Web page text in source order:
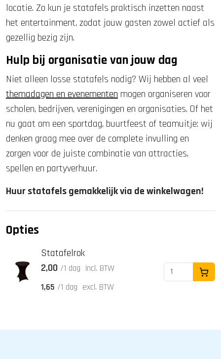
locatie. Zo kun je statafels praktisch inzetten naast
het entertainment, zodat jouw gasten zowel actief als
gezellig bezig zijn.
Hulp bij organisatie van jouw dag
Niet alleen losse statafels nodig? Wij hebben al veel
themadagen en evenementen mogen organiseren voor
scholen, bedrijven, verenigingen en organisaties. Of het
nu gaat om een sportdag, buurtfeest of teamuitje: wij
denken graag mee over de complete invulling en
zorgen voor de juiste combinatie van attracties,
spellen en partyverhuur.
Huur statafels gemakkelijk via de winkelwagen!
Opties
Statafelrok
2,00 /1 dag incl. BTW
1,65 /1 dag excl. BTW
In